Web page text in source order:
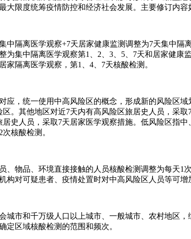
大限度统筹疫情防控和经济社会发展。主要修订内容
中隔离医学观察+7天居家健康监测调整为7天集中
为集中隔离医学观察第1、2、3、5、7天和居家健
隔离医学观察，第1、4、7天核酸检测。
应，统一使用中高风险区的概念，形成新的风险区
。其他地区对近7天内有高风险区旅居史人员，采
史人员，采取7天居家医学观察措施。低风险区指
核酸检测。
、物品、环境直接接触的人员核酸检测调整为每天
对可疑患者、疫情处置时对中高风险区人员等可增
城市和千万级人口以上城市、一般城市、农村地区
定区域核酸检测的范围和频次。